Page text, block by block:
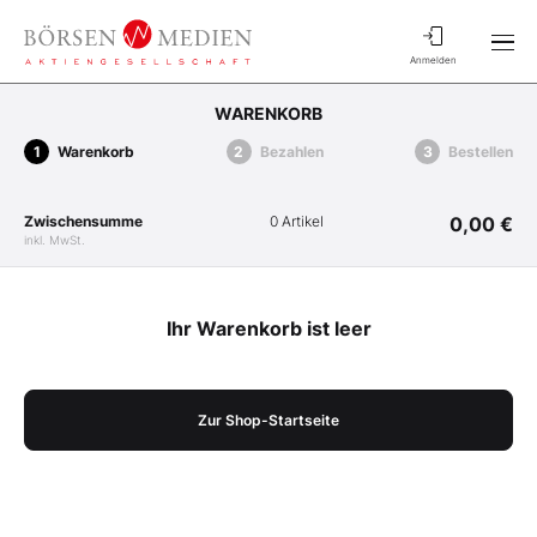
Anmelden
WARENKORB
Warenkorb Bezahlen Bestellen
Zwischensumme
inkl. MwSt.
0 Artikel 0,00 €
Ihr Warenkorb ist leer
Zur Shop-Startseite